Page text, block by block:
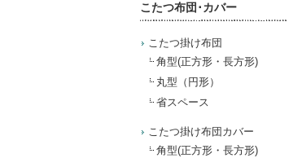
こたつ布団･カバー
こたつ掛け布団
角型(正方形・長方形)
丸型（円形）
省スペース
こたつ掛け布団カバー
角型(正方形・長方形)